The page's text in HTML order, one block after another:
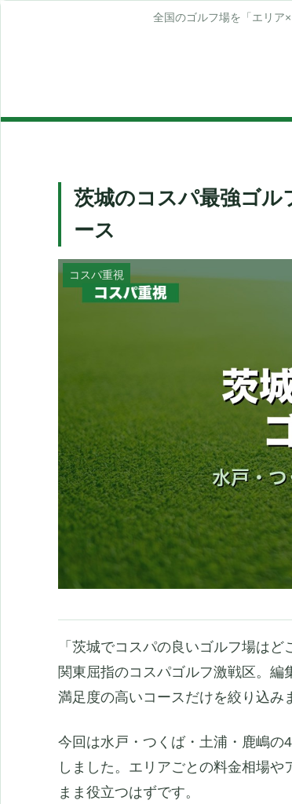
全国のゴルフ場を「エリア
茨城のコスパ最強ゴル
ース
コスパ重視
「茨城でコスパの良いゴルフ場は
関東屈指のコスパゴルフ激戦区。
満足度の高いコースだけを絞り込み
今回は水戸・つくば・土浦・鹿嶋
しました。エリアごとの料金相場
まま役立つはずです。